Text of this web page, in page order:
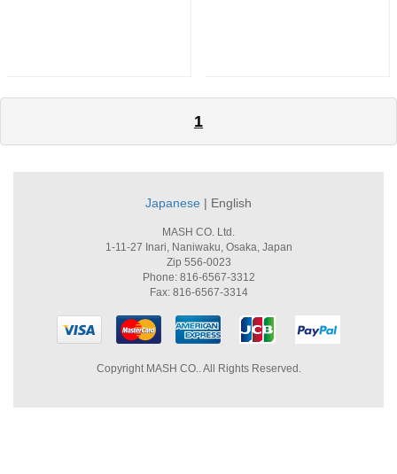
1
Japanese | English
MASH CO. Ltd.
1-11-27 Inari, Naniwaku, Osaka, Japan
Zip 556-0023
Phone: 816-6567-3312
Fax: 816-6567-3314
Copyright MASH CO.. All Rights Reserved.